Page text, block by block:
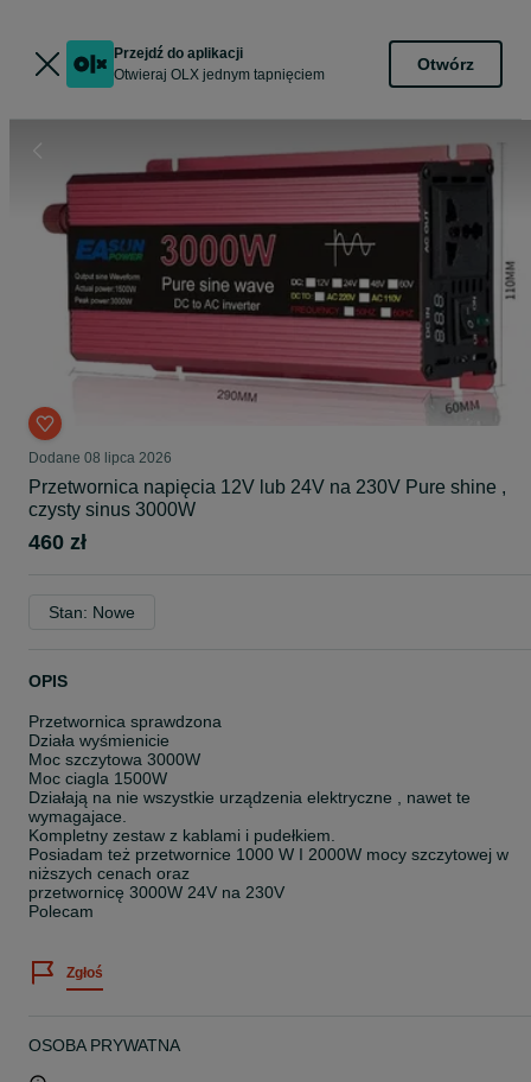
Przejdź do aplikacji
Otwieraj OLX jednym tapnięciem
Otwórz
Dodane 08 lipca 2026
Przetwornica napięcia 12V lub 24V na 230V Pure shine ,
czysty sinus 3000W
460 zł
Stan: Nowe
OPIS
Przetwornica sprawdzona
Działa wyśmienicie
Moc szczytowa 3000W
Moc ciagla 1500W
Działają na nie wszystkie urządzenia elektryczne , nawet te
wymagajace.
Kompletny zestaw z kablami i pudełkiem.
Posiadam też przetwornice 1000 W I 2000W mocy szczytowej w
niższych cenach oraz
przetwornicę 3000W 24V na 230V
Polecam
Zgłoś
OSOBA PRYWATNA